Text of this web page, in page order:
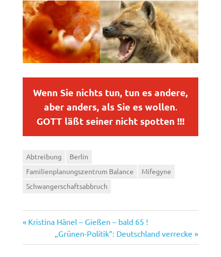
Wenn Sie nichts tun, tun es andere,
aber anders, als Sie es wollen.
GOTT läßt seiner nicht spotten !!!
Abtreibung
Berlin
Familienplanungszentrum Balance
Mifegyne
Schwangerschaftsabbruch
Beitragsnavigation
Vorheriger
Kristina Hänel – Gießen – bald 65 !
Nächster
Beitrag:
„Grünen-Politik“: Deutschland verrecke